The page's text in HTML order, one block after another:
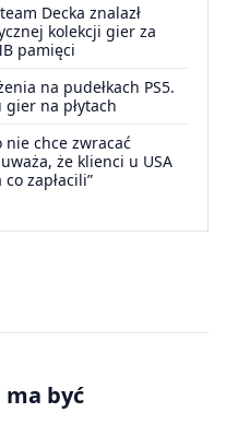
Decka znalazł
kolekcji gier za
pamięci
na pudełkach PS5.
na płytach
nie chce zwracać
że klienci u USA
zapłacili”
być